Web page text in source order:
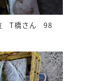
T橋さん 98